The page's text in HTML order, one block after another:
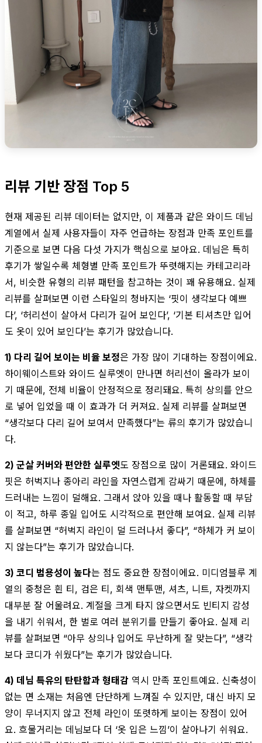
리뷰 기반 장점 Top 5
현재 제공된 리뷰 데이터는 없지만, 이 제품과 같은 와이드 데님
계열에서 실제 사용자들이 자주 언급하는 장점과 만족 포인트를
기준으로 보면 다음 다섯 가지가 핵심으로 보아요. 데님은 특히
후기가 쌓일수록 체형별 만족 포인트가 뚜렷해지는 카테고리라
서, 비슷한 유형의 리뷰 패턴을 참고하는 것이 꽤 유용해요. 실제
리뷰를 살펴보면 이런 스타일의 청바지는 ‘핏이 생각보다 예쁘
다’, ‘허리선이 살아서 다리가 길어 보인다’, ‘기본 티셔츠만 입어
도 옷이 있어 보인다’는 후기가 많았습니다.
1) 다리 길어 보이는 비율 보정은 가장 많이 기대하는 장점이에요.
하이웨이스트와 와이드 실루엣이 만나면 허리선이 올라가 보이
기 때문에, 전체 비율이 안정적으로 정리돼요. 특히 상의를 안으
로 넣어 입었을 때 이 효과가 더 커져요. 실제 리뷰를 살펴보면
“생각보다 다리 길어 보여서 만족했다”는 류의 후기가 많았습니
다.
2) 군살 커버와 편안한 실루엣도 장점으로 많이 거론돼요. 와이드
핏은 허벅지나 종아리 라인을 자연스럽게 감싸기 때문에, 하체를
드러내는 느낌이 덜해요. 그래서 앉아 있을 때나 활동할 때 부담
이 적고, 하루 종일 입어도 시각적으로 편안해 보여요. 실제 리뷰
를 살펴보면 “허벅지 라인이 덜 드러나서 좋다”, “하체가 커 보이
지 않는다”는 후기가 많았습니다.
3) 코디 범용성이 높다는 점도 중요한 장점이에요. 미디엄블루 계
열의 중청은 흰 티, 검은 티, 회색 맨투맨, 셔츠, 니트, 자켓까지
대부분 잘 어울려요. 계절을 크게 타지 않으면서도 빈티지 감성
을 내기 쉬워서, 한 벌로 여러 분위기를 만들기 좋아요. 실제 리
뷰를 살펴보면 “아무 상의나 입어도 무난하게 잘 맞는다”, “생각
보다 코디가 쉬웠다”는 후기가 많았습니다.
4) 데님 특유의 탄탄함과 형태감 역시 만족 포인트예요. 신축성이
없는 면 소재는 처음엔 단단하게 느껴질 수 있지만, 대신 바지 모
양이 무너지지 않고 전체 라인이 또렷하게 보이는 장점이 있어
요. 흐물거리는 데님보다 더 ‘옷 입은 느낌’이 살아나기 쉬워요.